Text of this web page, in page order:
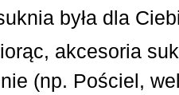
była dla
akcesoria
(np. Pościel,